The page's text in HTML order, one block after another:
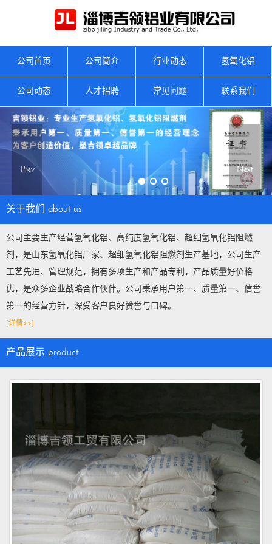
公司首页 公司简介 行业动态 氢氧化铝
公司动态 人才招聘 常见问题 联系我们
Next
Prev
关于我们 about us
公司主要生产经营氢氧化铝、高纯度氢氧化铝、超细氢氧化铝阻燃
剂，是山东氢氧化铝厂家、超细氢氧化铝阻燃剂生产基地，公司生产
工艺先进、管理规范，拥有多项生产和产品专利，产品质量好价格
优，是众多企业战略合作伙伴。公司秉承用户第一、质量第一、信誉
第一的经营方针，深受客户良好赞誉与口碑。
[详情>>]
产品展示 product